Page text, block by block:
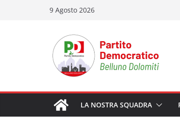
9 Agosto 2026
LA NOSTRA SQUADRA